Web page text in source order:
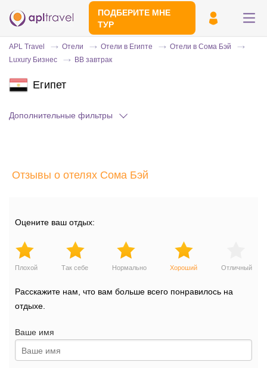
ПОДБЕРИТЕ МНЕ
ТУР
Отправьте свой номер телефона
APL Travel Отели Отели в Египте
Отели в Сома Бэй
Luxury Бизнес
BB завтрак
Египет
Дополнительные фильтры
Отзывы о отелях Сома Бэй
Оцените ваш отдых:
Плохой Так себе Нормально Хороший Отличный
Расскажите нам, что вам больше всего понравилось на
отдыхе.
Ваше имя